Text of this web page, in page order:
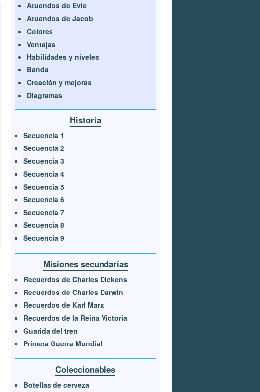
Atuendos de Evie
Atuendos de Jacob
Colores
Ventajas
Habilidades y niveles
Banda
Creación y mejoras
Diagramas
Historia
Secuencia 1
Secuencia 2
Secuencia 3
Secuencia 4
Secuencia 5
Secuencia 6
Secuencia 7
Secuencia 8
Secuencia 9
Misiones secundarias
Recuerdos de Charles Dickens
Recuerdos de Charles Darwin
Recuerdos de Karl Marx
Recuerdos de la Reina Victoria
Guarida del tren
Primera Guerra Mundial
Coleccionables
Botellas de cerveza